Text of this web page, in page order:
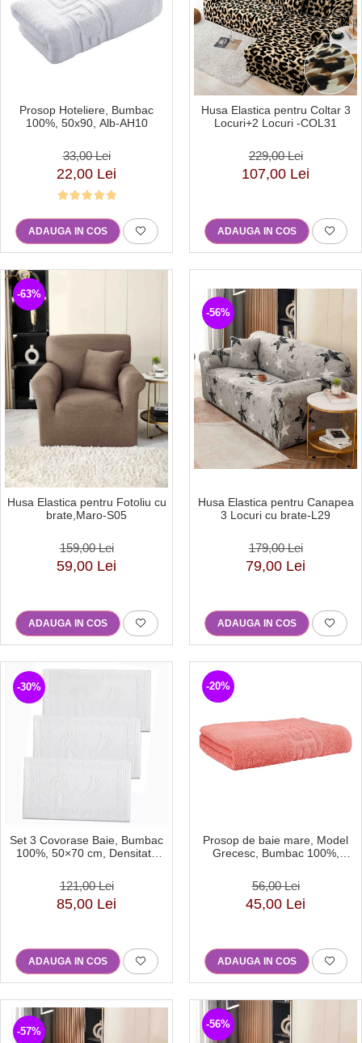
Lenjerii de pat Bumbac Poplin
Lenjerii de pat Catifea
Lenjerii de pat Finet cu PLIURI
Lenjerii de pat finet Home
Lenjerii de pat Saten 4 piese cu
Prosop Hoteliere, Bumbac
100%, 50x90, Alb-AH10
33,00 Lei
22,00 Lei
ADAUGA IN COS
Husa Elastica pentru Coltar 3
Locuri+2 Locuri -COL31
229,00 Lei
107,00 Lei
ADAUGA IN COS
-63%
Husa Elastica pentru Fotoliu cu
brate,Maro-S05
159,00 Lei
59,00 Lei
ADAUGA IN COS
-56%
Husa Elastica pentru Canapea
3 Locuri cu brate-L29
179,00 Lei
79,00 Lei
ADAUGA IN COS
-30%
Set 3 Covorase Baie, Bumbac
100%, 50×70 cm, Densitate
121,00 Lei
85,00 Lei
ADAUGA IN COS
-20%
Prosop de baie mare, Model
Grecesc, Bumbac 100%,
–Somon-DN9
56,00 Lei
45,00 Lei
ADAUGA IN COS
-57%
-56%